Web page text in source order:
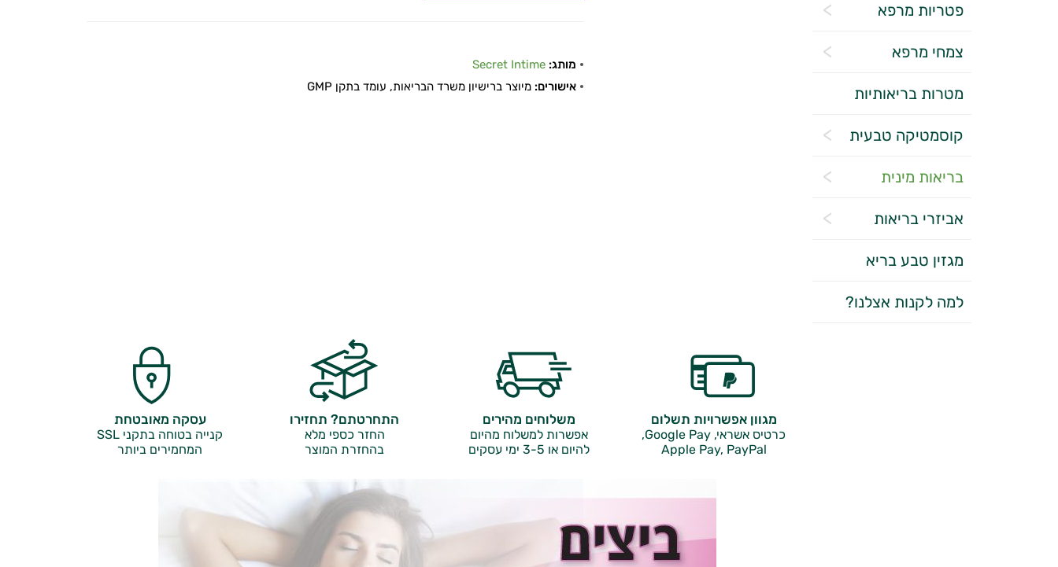
פטריות מרפא
צמחי מרפא
מטרות בריאותיות
קוסמטיקה טבעית
בריאות מינית
אביזרי בריאות
מגזין טבע בריא
למה לקנות אצלנו?
מותג: Secret Intime
אישורים: מיוצר ברישיון משרד הבריאות, עומד בתקן GMP
מגוון אפשרויות תשלום
כרטיס אשראי, Google Pay,
Apple Pay, PayPal
משלוחים מהירים
אפשרות למשלוח מהיום
להיום או 3-5 ימי עסקים
התחרטתם? תחזירו
החזר כספי מלא
בהחזרת המוצר
עסקה מאובטחת
קנייה בטוחה בתקני SSL
המחמירים ביותר